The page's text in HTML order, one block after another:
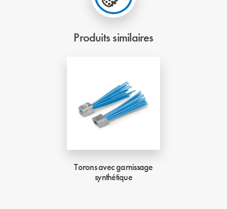
Produits similaires
Torons avec garnissage
synthétique